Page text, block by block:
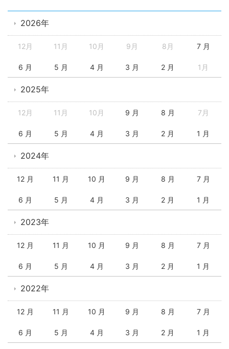
2026年
12月 11月 10月 9月 8月 7 月
6 月 5 月 4 月 3 月 2 月 1月
2025年
12月 11月 10月 9 月 8 月 7月
6 月 5 月 4 月 3 月 2 月 1 月
2024年
12 月 11 月 10 月 9 月 8 月 7 月
6 月 5 月 4 月 3 月 2 月 1 月
2023年
12 月 11 月 10 月 9 月 8 月 7 月
6 月 5 月 4 月 3 月 2 月 1 月
2022年
12 月 11 月 10 月 9 月 8 月 7 月
6 月 5 月 4 月 3 月 2 月 1 月